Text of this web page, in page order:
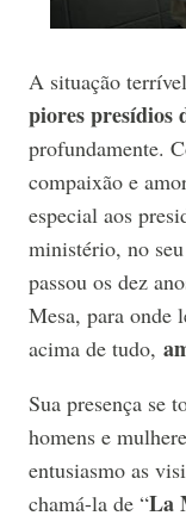
A situação
piores presídios
profundamente.
compaixão e
especial aos
ministério, no seu
passou os dez
Mesa, para onde
acima de tudo,
Sua presença se
homens e
entusiasmo as
chamá-la de “La